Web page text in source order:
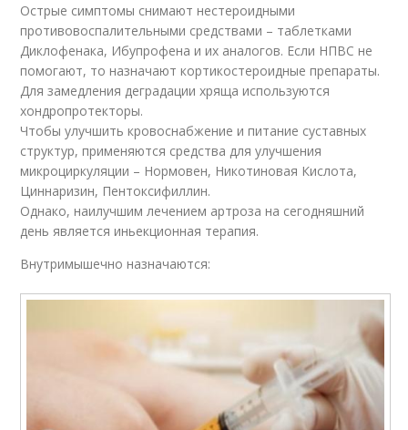
Острые симптомы снимают нестероидными
противовоспалительными средствами – таблетками
Диклофенака, Ибупрофена и их аналогов. Если НПВС не
помогают, то назначают кортикостероидные препараты.
Для замедления деградации хряща используются
хондропротекторы.
Чтобы улучшить кровоснабжение и питание суставных
структур, применяются средства для улучшения
микроциркуляции – Нормовен, Никотиновая Кислота,
Циннаризин, Пентоксифиллин.
Однако, наилучшим лечением артроза на сегодняшний
день является иньекционная терапия.
Внутримышечно назначаются: